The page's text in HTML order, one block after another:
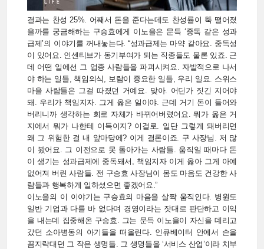
결과는 찬성 25%. 어째서 돈을 준다는데도 찬성률이 뚝 떨어졌
을까를 궁금해하는 구승효에게 이노을은 문득 ‘중독 같은 성과
급제’의 이야기를 꺼내놓는다. “성과급제는 마약 같아요. 중독성
이 있어요. 인센티브가 동기부여가 되는 직종들도 물론 있죠. 근
데 어떤 일에선 그 업종 사람들을 파괴시켜요. 자발적으로 나서
야 하는 일들, 책임의식, 보람이 중요한 일들, 우리 일요. 스위스
마을 사람들은 그걸 따졌던 거예요. 맞아. 어딘가 짓긴 지어야
돼. 우리가 책임지자. 그게 옳은 일이야. 근데 거기 돈이 들어와
버리니까 생각하는 회로 자체가 바뀌어버렸어요. 뭐가 옳은 거
지에서 뭐가 나한테 이득이지? 이걸로. 일단 그렇게 돼버리면
왜 그 위험한 걸 내 앞마당에? 이게 결론이죠. 구 사장님. 저 많
이 봤어요. 그 이전으로 못 돌아가는 사람들. 움직일 때마다 돈
이 생기는 성과급제에 중독돼서, 책임지자 이게 옳아 그게 아예
없어져 버린 사람들. 전 구승효 사장님이 몸도 마음도 건강한 사
람들과 행복하게 일하셨으면 좋겠어요.”
이노을의 이 이야기는 구승효의 마음을 살짝 움직인다. 병원도
일반 기업과 다를 바 없다며 경영이라는 잣대로 판단하고 이익
을 내는데 집중해온 구승효. 그는 문득 이노을이 자신을 데리고
갔던 소아병동의 아기들을 떠올린다. 인큐베이터 안에서 손을
꼼지락대던 그 작은 생명들. 그 생명들을 ‘서비스 산업’이라 치부